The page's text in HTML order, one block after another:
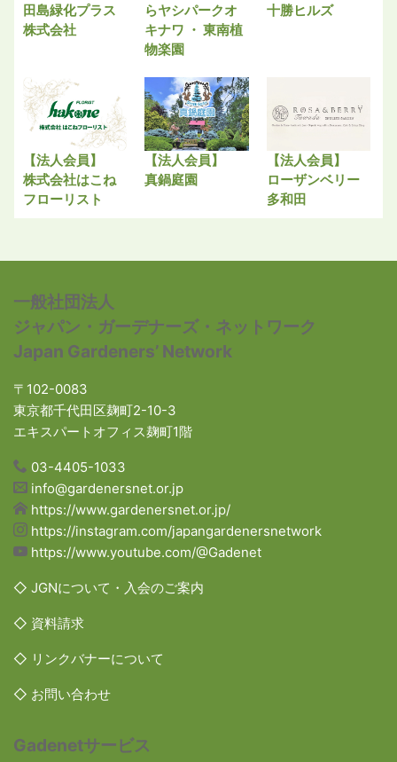
田島緑化プラス
株式会社
らヤシパークオ
キナワ ・ 東南植
物楽園
十勝ヒルズ
【法人会員】
株式会社はこね
フローリスト
【法人会員】
真鍋庭園
【法人会員】
ローザンベリー
多和田
一般社団法人
ジャパン・ガーデナーズ・ネットワーク
Japan Gardeners’ Network
〒102-0083
東京都千代田区麹町2-10-3
エキスパートオフィス麹町1階
03-4405-1033
info@gardenersnet.or.jp
https://www.gardenersnet.or.jp/
https://instagram.com/japangardenersnetwork
https://www.youtube.com/@Gadenet
◇ JGNについて・入会のご案内
◇ 資料請求
◇ リンクバナーについて
◇ お問い合わせ
Gadenetサービス